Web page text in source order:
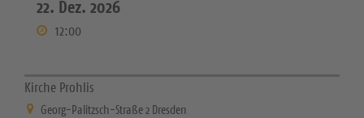
22. Dez. 2026
12:00
Kirche Prohlis
Georg-Palitzsch-Straße 2 Dresden